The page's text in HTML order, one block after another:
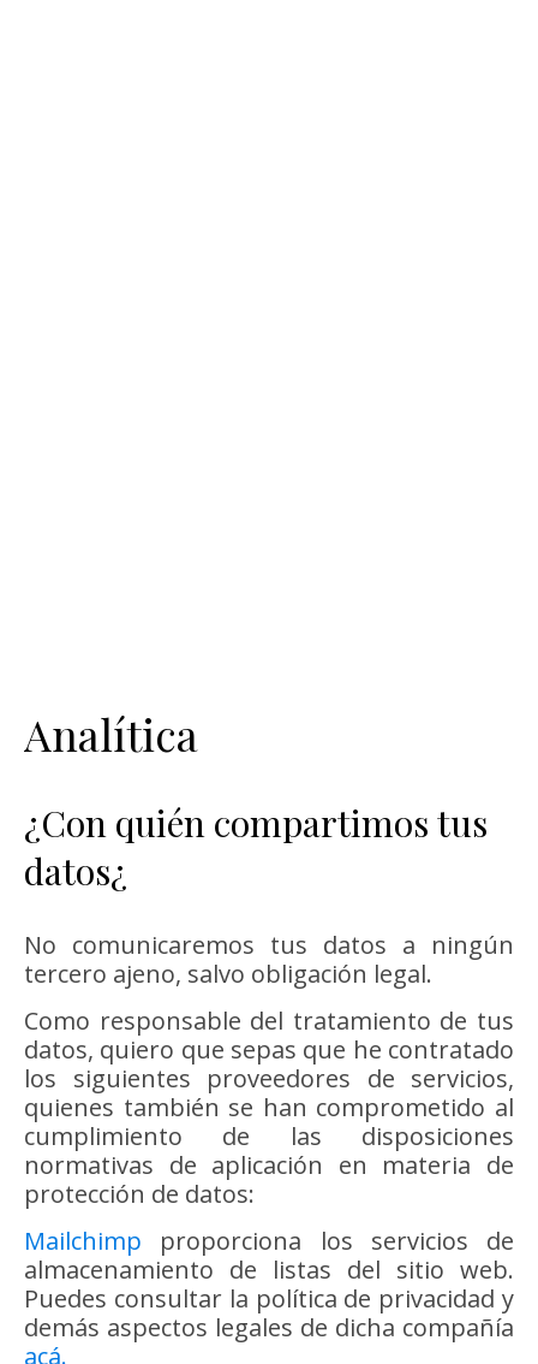
Analítica
¿Con quién compartimos tus
datos¿
No comunicaremos tus datos a ningún
tercero ajeno, salvo obligación legal.
Como responsable del tratamiento de tus
datos, quiero que sepas que he contratado
los siguientes proveedores de servicios,
quienes también se han comprometido al
cumplimiento de las disposiciones
normativas de aplicación en materia de
protección de datos:
Mailchimp proporciona los servicios de
almacenamiento de listas del sitio web.
Puedes consultar la política de privacidad y
demás aspectos legales de dicha compañía
acá.